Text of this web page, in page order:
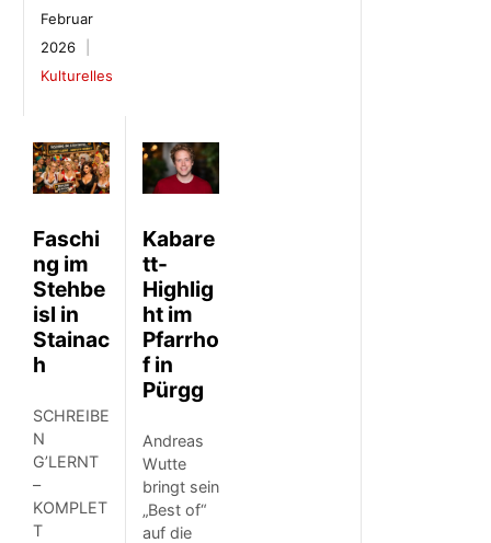
Februar
2026
Kulturelles
Faschi
ng im
Stehbe
isl in
Stainac
h
SCHREIBE
N
G’LERNT
–
KOMPLET
T
Kabare
tt-
Highlig
ht im
Pfarrho
f in
Pürgg
Andreas
Wutte
bringt sein
„Best of“
auf die